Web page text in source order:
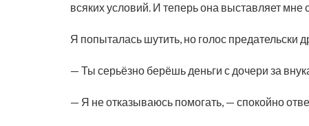
всяких условий. И теперь она выставляет мне
Я попыталась шутить, но голос предательски
— Ты серьёзно берёшь деньги с дочери за
— Я не отказываюсь помогать, — спокойно